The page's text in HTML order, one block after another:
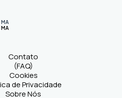
MA
Contato
(FAQ)
Cookies
de Privacidade
Sobre Nós